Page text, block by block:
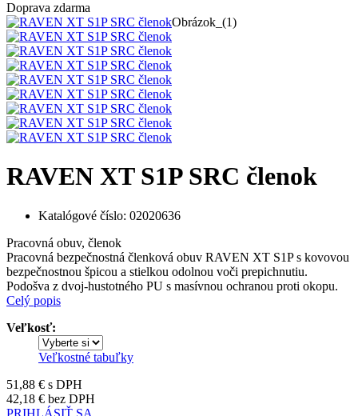
Doprava zdarma
Obrázok_(1)
RAVEN XT S1P SRC členok
Katalógové číslo: 02020636
Pracovná obuv, členok
Pracovná bezpečnostná členková obuv RAVEN XT S1P s kovovou
bezpečnostnou špicou a stielkou odolnou voči prepichnutiu.
Podošva z dvoj-hustotného PU s masívnou ochranou proti okopu.
Celý popis
Veľkosť:
Veľkostné tabuľky
51,88 € s DPH
42,18 € bez DPH
PRIHLÁSIŤ SA